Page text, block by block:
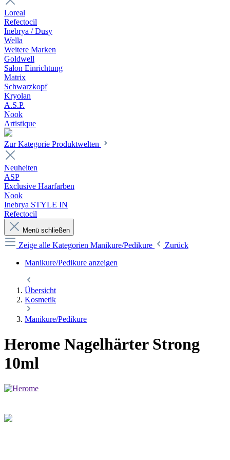
Loreal
Refectocil
Inebrya / Dusy
Wella
Weitere Marken
Goldwell
Salon Einrichtung
Matrix
Schwarzkopf
Kryolan
A.S.P.
Nook
Artistique
Zur Kategorie Produktwelten
Neuheiten
ASP
Exclusive Haarfarben
Nook
Inebrya STYLE IN
Refectocil
Menü schließen
Zeige alle Kategorien Manikure/Pedikure
Zurück
Manikure/Pedikure anzeigen
Übersicht
Kosmetik
Manikure/Pedikure
Herome Nagelhärter Strong
10ml